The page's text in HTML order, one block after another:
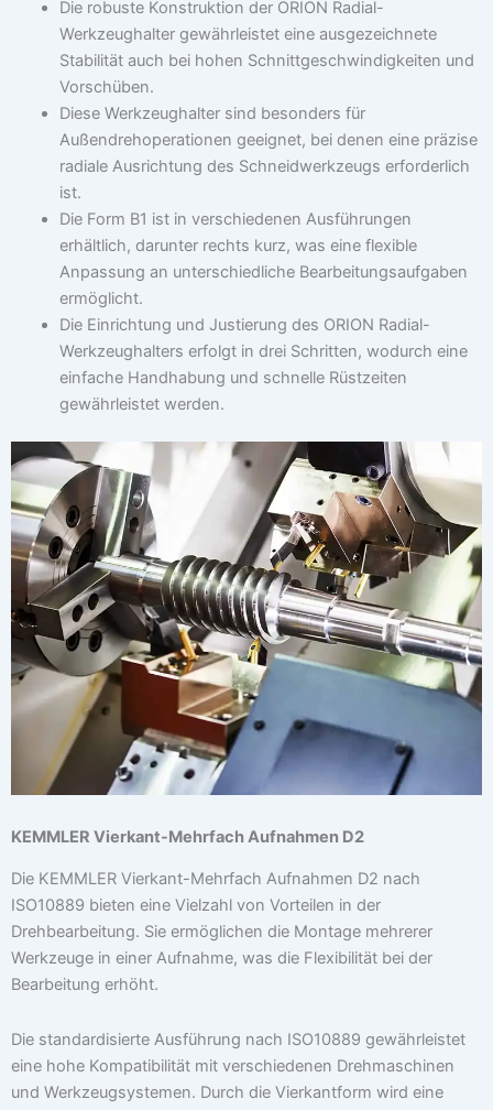
Die robuste Konstruktion der ORION Radial-
Werkzeughalter gewährleistet eine ausgezeichnete
Stabilität auch bei hohen Schnittgeschwindigkeiten und
Vorschüben.
Diese Werkzeughalter sind besonders für
Außendrehoperationen geeignet, bei denen eine präzise
radiale Ausrichtung des Schneidwerkzeugs erforderlich
ist.
Die Form B1 ist in verschiedenen Ausführungen
erhältlich, darunter rechts kurz, was eine flexible
Anpassung an unterschiedliche Bearbeitungsaufgaben
ermöglicht.
Die Einrichtung und Justierung des ORION Radial-
Werkzeughalters erfolgt in drei Schritten, wodurch eine
einfache Handhabung und schnelle Rüstzeiten
gewährleistet werden.
KEMMLER Vierkant-Mehrfach Aufnahmen D2
Die KEMMLER Vierkant-Mehrfach Aufnahmen D2 nach
ISO10889 bieten eine Vielzahl von Vorteilen in der
Drehbearbeitung. Sie ermöglichen die Montage mehrerer
Werkzeuge in einer Aufnahme, was die Flexibilität bei der
Bearbeitung erhöht.
Die standardisierte Ausführung nach ISO10889 gewährleistet
eine hohe Kompatibilität mit verschiedenen Drehmaschinen
und Werkzeugsystemen. Durch die Vierkantform wird eine